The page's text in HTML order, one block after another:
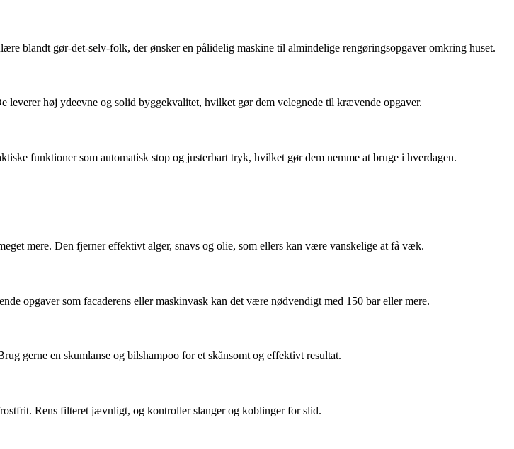
blandt gør-det-selv-folk, der ønsker en pålidelig maskine til almindelige rengøringsopgaver omkring huset.
leverer høj ydeevne og solid byggekvalitet, hvilket gør dem velegnede til krævende opgaver.
funktioner som automatisk stop og justerbart tryk, hvilket gør dem nemme at bruge i hverdagen.
mere. Den fjerner effektivt alger, snavs og olie, som ellers kan være vanskelige at få væk.
opgaver som facaderens eller maskinvask kan det være nødvendigt med 150 bar eller mere.
gerne en skumlanse og bilshampoo for et skånsomt og effektivt resultat.
Rens filteret jævnligt, og kontroller slanger og koblinger for slid.